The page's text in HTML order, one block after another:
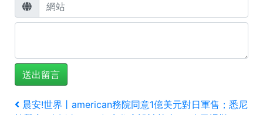
文
上
晨安!世界丨american務院同意1億美元對日軍售；悉尼